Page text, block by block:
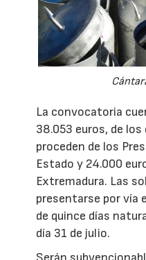
La convocatoria
38.053 euros, de los
proceden de los
Estado y 24.000
Extremadura. Las
presentarse por vía
de quince días
día 31 de julio.